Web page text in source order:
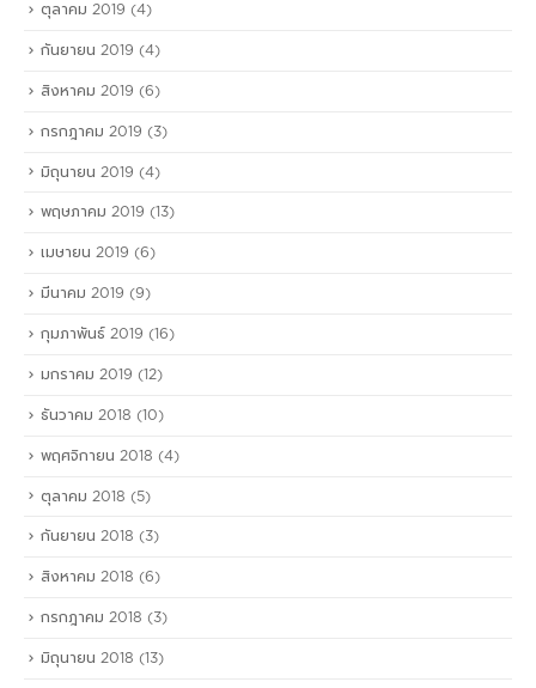
ตุลาคม 2019 (4)
กันยายน 2019 (4)
สิงหาคม 2019 (6)
กรกฎาคม 2019 (3)
มิถุนายน 2019 (4)
พฤษภาคม 2019 (13)
เมษายน 2019 (6)
มีนาคม 2019 (9)
กุมภาพันธ์ 2019 (16)
มกราคม 2019 (12)
ธันวาคม 2018 (10)
พฤศจิกายน 2018 (4)
ตุลาคม 2018 (5)
กันยายน 2018 (3)
สิงหาคม 2018 (6)
กรกฎาคม 2018 (3)
มิถุนายน 2018 (13)